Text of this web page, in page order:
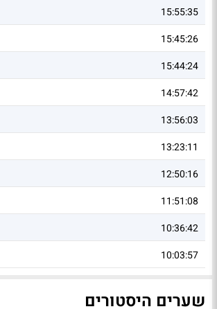
15:55:35
15:45:26
15:44:24
14:57:42
13:56:03
13:23:11
12:50:16
11:51:08
10:36:42
10:03:57
שערים היסטורים